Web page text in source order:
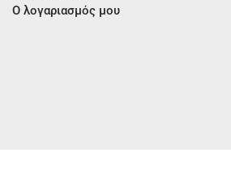
Ο λογαριασμός μου